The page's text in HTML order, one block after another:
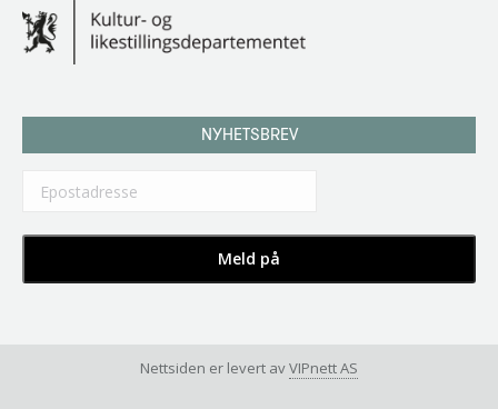
NYHETSBREV
Nettsiden er levert avVIPnett AS